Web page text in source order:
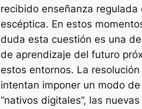
recibido enseñanza
escéptica. En estos
duda esta cuestión es una
de aprendizaje del futuro
estos entornos. La
intentan imponer un modo
“nativos digitales”, las